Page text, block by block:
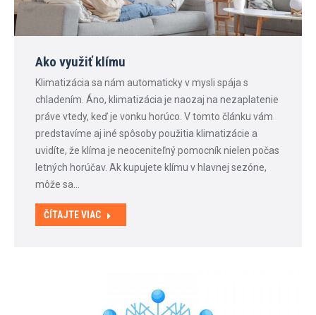
Ako využiť klímu
Klimatizácia sa nám automaticky v mysli spája s
chladením. Áno, klimatizácia je naozaj na nezaplatenie
práve vtedy, keď je vonku horúco. V tomto článku vám
predstavíme aj iné spôsoby použitia klimatizácie a
uvidíte, že klíma je neoceniteľný pomocník nielen počas
letných horúčav. Ak kupujete klímu v hlavnej sezóne,
môže sa…
ČÍTAJTE VIAC